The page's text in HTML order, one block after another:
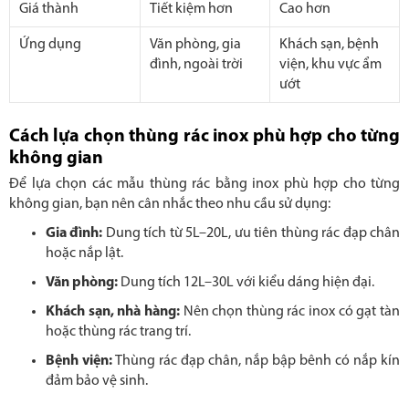
Giá thành Tiết kiệm hơn Cao hơn
Ứng dụng
Văn phòng, gia
đình, ngoài trời
Khách sạn, bệnh
viện, khu vực ẩm
ướt
Cách lựa chọn thùng rác inox phù hợp cho từng
không gian
Để lựa chọn các mẫu thùng rác bằng inox phù hợp cho từng
không gian, bạn nên cân nhắc theo nhu cầu sử dụng:
Gia đình: Dung tích từ 5L–20L, ưu tiên thùng rác đạp chân
hoặc nắp lật.
Văn phòng: Dung tích 12L–30L với kiểu dáng hiện đại.
Khách sạn, nhà hàng:Nên chọn thùng rác inox có gạt tàn
hoặc thùng rác trang trí.
Bệnh viện:Thùng rác đạp chân, nắp bập bênh có nắp kín
đảm bảo vệ sinh.